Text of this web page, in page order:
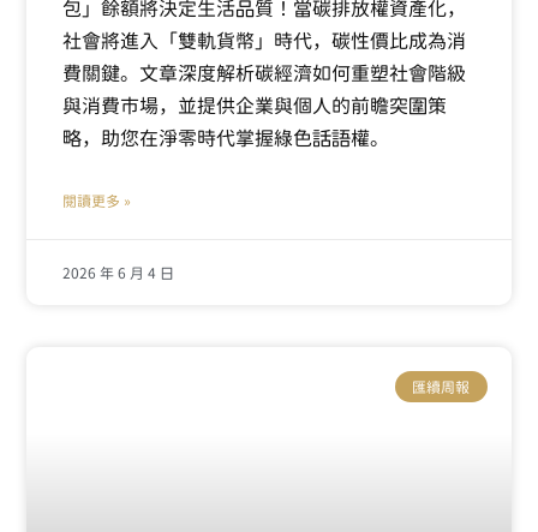
包」餘額將決定生活品質！當碳排放權資產化，
社會將進入「雙軌貨幣」時代，碳性價比成為消
費關鍵。文章深度解析碳經濟如何重塑社會階級
與消費市場，並提供企業與個人的前瞻突圍策
略，助您在淨零時代掌握綠色話語權。
閱讀更多 »
2026 年 6 月 4 日
匯續周報